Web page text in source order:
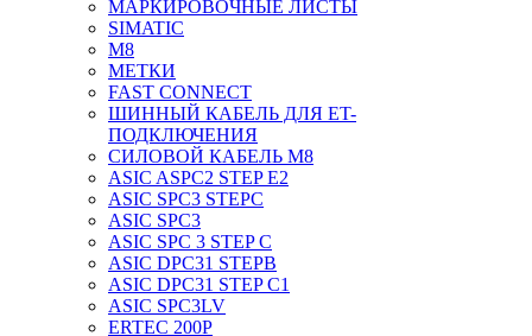
МАРКИРОВОЧНЫЕ ЛИСТЫ
SIMATIC
M8
МЕТКИ
FAST CONNECT
ШИННЫЙ КАБЕЛЬ ДЛЯ ET-
ПОДКЛЮЧЕНИЯ
СИЛОВОЙ КАБЕЛЬ M8
ASIC ASPC2 STEP E2
ASIC SPC3 STEPC
ASIC SPC3
ASIC SPC 3 STEP C
ASIC DPC31 STEPB
ASIC DPC31 STEP C1
ASIC SPC3LV
ERTEC 200P